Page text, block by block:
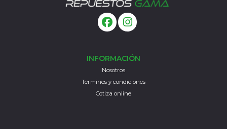
INFORMACIÓN
Nosotros
Terminos y condiciones
Cotiza online